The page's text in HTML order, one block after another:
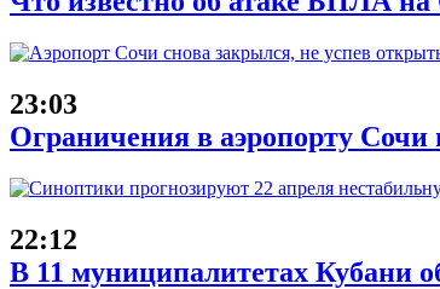
23:03
Ограничения в аэропорту Сочи
22:12
В 11 муниципалитетах Кубани